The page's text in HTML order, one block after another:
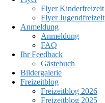
Flyer Kinderfreizeit
Flyer Jugendfreizeit
Anmeldung
Anmeldung
FAQ
Ihr Feedback
Gästebuch
Bildergalerie
Freizeitblog
Freizeitblog 2026
Freizeitblog 2025